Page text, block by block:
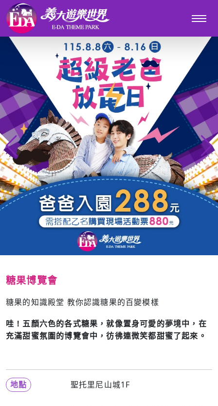
糖果博覽會
糖果的知識殿堂 教你認識糖果的百變模樣
哇 ！ 五顏六色的各式糖果，就像置身可愛的夢境中，在
充滿甜蜜氛圍的博覽會中，彷彿連微笑都甜蜜了起來。
地點 聖托里尼山城1F